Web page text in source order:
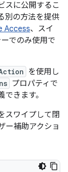
スに公開するこ
別の方法を提供
Access、スイ
でのみ使用で
を使用し
プロパティで
きます。
スワイプして閉
ー補助アクショ